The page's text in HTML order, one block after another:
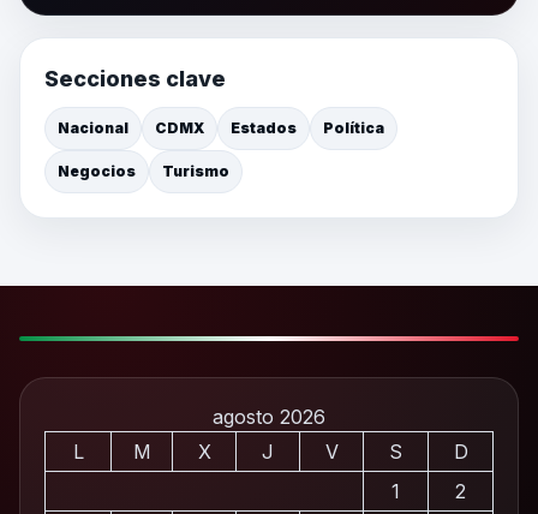
Secciones clave
Nacional CDMX Estados Política
Negocios Turismo
agosto 2026
L
M X J V S
D
1
2